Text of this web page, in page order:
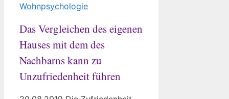
Wohnpsychologie
Das Vergleichen des eigenen
Hauses mit dem des
Nachbarns kann zu
Unzufriedenheit führen